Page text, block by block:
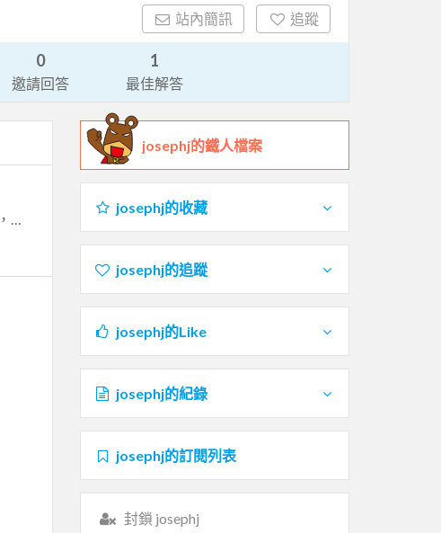
站內簡訊 追蹤
0
邀請回答
1
最佳解答
josephj的鐵人檔案
josephj的收藏
josephj的追蹤
josephj的Like
josephj的紀錄
josephj的訂閱列表
封鎖 josephj